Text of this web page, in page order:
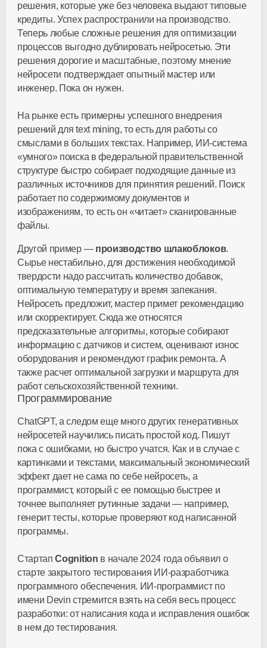
решения, которые уже без человека выдают типовые
кредиты. Успех распространили на производство.
Теперь любые сложные решения для оптимизации
процессов выгодно дублировать нейросетью. Эти
решения дорогие и масштабные, поэтому мнение
нейросети подтверждает опытный мастер или
инженер. Пока он нужен.
На рынке есть примерны успешного внедрения
решений для text mining, то есть для работы со
смыслами в больших текстах. Например, ИИ-система
«умного» поиска в федеральной правительственной
структуре быстро собирает подходящие данные из
различных источников для принятия решений. Поиск
работает по содержимому документов и
изображениям, то есть он «читает» сканированные
файлы.
Другой пример — производство шлакоблоков.
Сырье нестабильно, для достижения необходимой
твердости надо рассчитать количество добавок,
оптимальную температуру и время запекания.
Нейросеть предложит, мастер примет рекомендацию
или скорректирует. Сюда же относятся
предсказательные алгоритмы, которые собирают
информацию с датчиков и систем, оценивают износ
оборудования и рекомендуют график ремонта. А
также расчет оптимальной загрузки и маршрута для
работ сельскохозяйственной техники.
Программирование
ChatGPT, а следом еще много других генеративных
нейросетей научились писать простой код. Пишут
пока с ошибками, но быстро учатся. Как и в случае с
картинками и текстами, максимальный экономический
эффект дает не сама по себе нейросеть, а
программист, который с ее помощью быстрее и
точнее выполняет рутинные задачи — например,
генерит тесты, которые проверяют код написанной
программы.
СтартапCognition в начале 2024 года объявил о
старте закрытого тестирования ИИ-разработчика
программного обеспечения. ИИ-программист по
имени Devin стремится взять на себя весь процесс
разработки: от написания кода и исправления ошибок
в нем до тестирования.